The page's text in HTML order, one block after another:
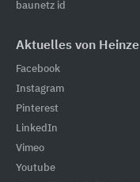
baunetz id
Aktuelles von Heinze
Facebook
Instagram
Pinterest
LinkedIn
Vimeo
Youtube